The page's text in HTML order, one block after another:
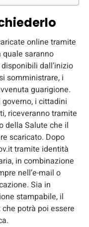
online tramite
quale saranno
dall’inizio
somministrare, i
guarigione.
i cittadini
riceveranno tramite
della Salute che il
scaricato. Dopo
tramite identità
in combinazione
nell’e-mail o
Sia in
stampabile, il
potrà poi essere